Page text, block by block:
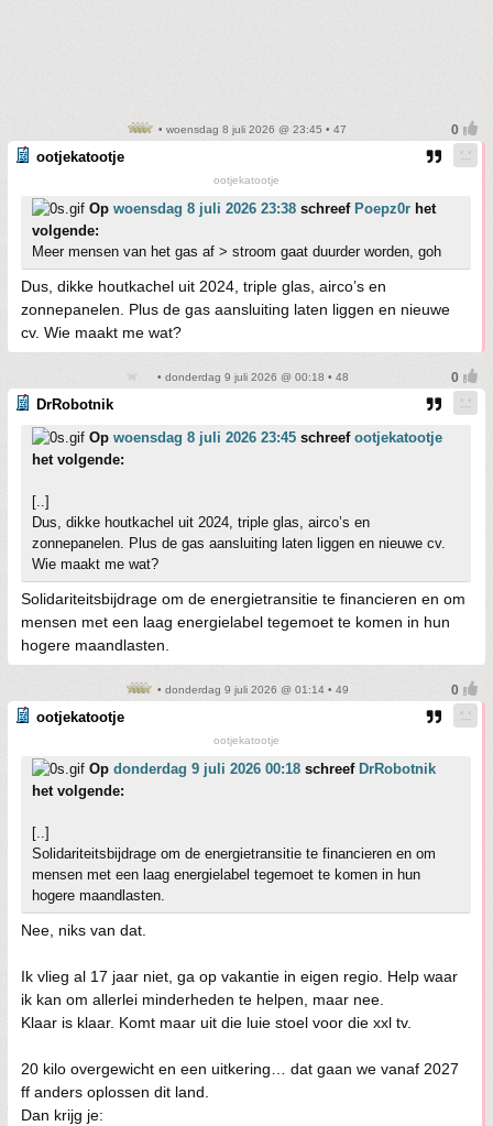
• woensdag 8 juli 2026 @ 23:45 • 47
ootjekatootje
ootjekatootje
Op woensdag 8 juli 2026 23:38 schreef Poepz0r het
volgende:
Meer mensen van het gas af > stroom gaat duurder worden, goh
Dus, dikke houtkachel uit 2024, triple glas, airco’s en
zonnepanelen. Plus de gas aansluiting laten liggen en nieuwe
cv. Wie maakt me wat?
• donderdag 9 juli 2026 @ 00:18 • 48
DrRobotnik
Op woensdag 8 juli 2026 23:45 schreef ootjekatootje
het volgende:
[..]
Dus, dikke houtkachel uit 2024, triple glas, airco’s en
zonnepanelen. Plus de gas aansluiting laten liggen en nieuwe cv.
Wie maakt me wat?
Solidariteitsbijdrage om de energietransitie te financieren en om
mensen met een laag energielabel tegemoet te komen in hun
hogere maandlasten.
• donderdag 9 juli 2026 @ 01:14 • 49
ootjekatootje
ootjekatootje
Op donderdag 9 juli 2026 00:18 schreef DrRobotnik
het volgende:
[..]
Solidariteitsbijdrage om de energietransitie te financieren en om
mensen met een laag energielabel tegemoet te komen in hun
hogere maandlasten.
Nee, niks van dat.
Ik vlieg al 17 jaar niet, ga op vakantie in eigen regio. Help waar
ik kan om allerlei minderheden te helpen, maar nee.
Klaar is klaar. Komt maar uit die luie stoel voor die xxl tv.
20 kilo overgewicht en een uitkering… dat gaan we vanaf 2027
ff anders oplossen dit land.
Dan krijg je: